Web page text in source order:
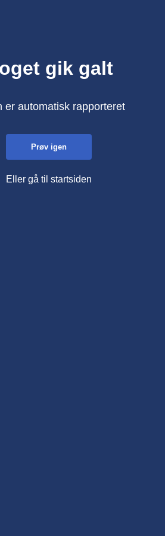
gik galt
er automatisk rapporteret
Prøv igen
Eller gå til startsiden